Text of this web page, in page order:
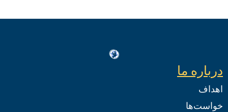
درباره ما
اهداف
خواست‌ها